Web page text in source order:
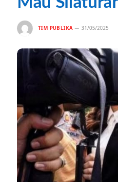
TIM PUBLIKA 31/05/2025